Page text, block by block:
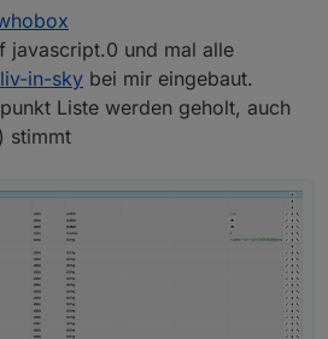
javascript.0 und mal alle
liv-in-sky bei mir eingebaut.
Liste werden geholt, auch
stimmt